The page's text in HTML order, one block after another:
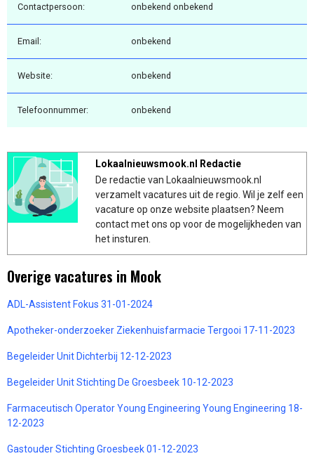
Contactpersoon: onbekend onbekend
Email: onbekend
Website: onbekend
Telefoonnummer: onbekend
Lokaalnieuwsmook.nl Redactie
De redactie van Lokaalnieuwsmook.nl
verzamelt vacatures uit de regio. Wil je zelf een
vacature op onze website plaatsen? Neem
contact met ons op voor de mogelijkheden van
het insturen.
Overige vacatures in Mook
ADL-Assistent Fokus 31-01-2024
Apotheker-onderzoeker Ziekenhuisfarmacie Tergooi 17-11-2023
Begeleider Unit Dichterbij 12-12-2023
Begeleider Unit Stichting De Groesbeek 10-12-2023
Farmaceutisch Operator Young Engineering Young Engineering 18-
12-2023
Gastouder Stichting Groesbeek 01-12-2023